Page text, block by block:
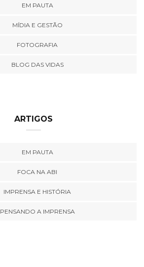
EM PAUTA
MÍDIA E GESTÃO
FOTOGRAFIA
BLOG DAS VIDAS
ARTIGOS
EM PAUTA
FOCA NA ABI
IMPRENSA E HISTÓRIA
PENSANDO A IMPRENSA